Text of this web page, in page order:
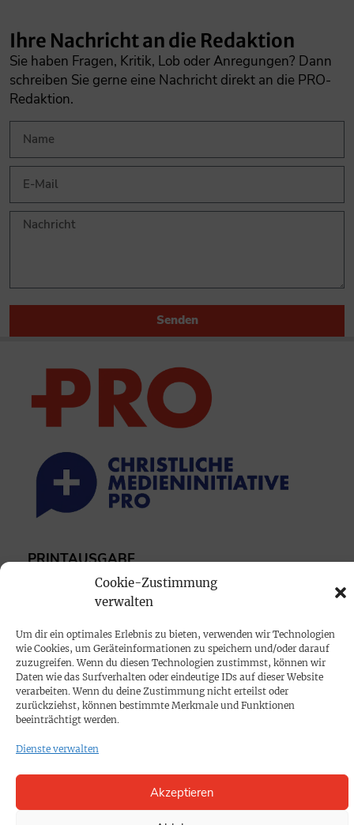
Cookie-Zustimmung
verwalten
Um dir ein optimales Erlebnis zu bieten, verwenden wir Technologien
wie Cookies, um Geräteinformationen zu speichern und/oder darauf
zuzugreifen. Wenn du diesen Technologien zustimmst, können wir
Daten wie das Surfverhalten oder eindeutige IDs auf dieser Website
verarbeiten. Wenn du deine Zustimmung nicht erteilst oder
zurückziehst, können bestimmte Merkmale und Funktionen
beeinträchtigt werden.
Dienste verwalten
Akzeptieren
Ihre Nachricht an die Redaktion
Sie haben Fragen, Kritik, Lob oder Anregungen? Dann
schreiben Sie gerne eine Nachricht direkt an die PRO-
Redaktion.
Senden
PRINTAUSGABE
Mediadaten
PROKOMPAKT
Impressum
SPENDEN
Datenschutz
KONTAKT